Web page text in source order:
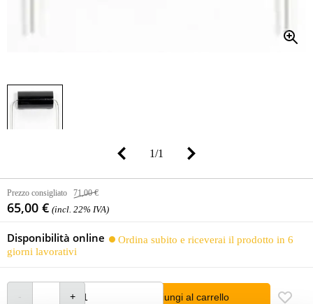
1/1
Prezzo consigliato 71,00 €
65,00 € (incl. 22% IVA)
Disponibilità online
Ordina subito e riceverai il prodotto in 6
giorni lavorativi
Aggiungi al carrello